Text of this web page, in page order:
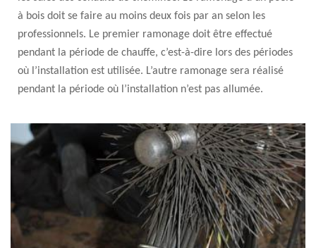
à bois doit se faire au moins deux fois par an selon les
professionnels. Le premier ramonage doit être effectué
pendant la période de chauffe, c’est-à-dire lors des périodes
où l’installation est utilisée. L’autre ramonage sera réalisé
pendant la période où l’installation n’est pas allumée.